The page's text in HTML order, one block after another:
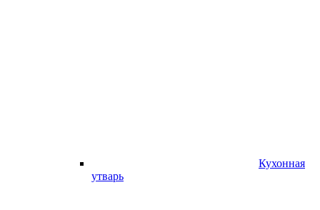
Кухонная
утварь